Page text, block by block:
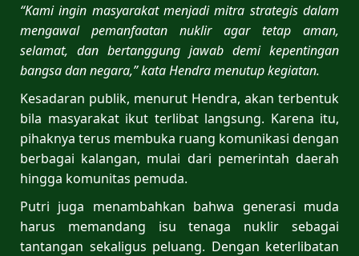
“Kami ingin masyarakat menjadi mitra strategis dalam
mengawal pemanfaatan nuklir agar tetap aman,
selamat, dan bertanggung jawab demi kepentingan
bangsa dan negara,” kata Hendra menutup kegiatan.
Kesadaran publik, menurut Hendra, akan terbentuk
bila masyarakat ikut terlibat langsung. Karena itu,
pihaknya terus membuka ruang komunikasi dengan
berbagai kalangan, mulai dari pemerintah daerah
hingga komunitas pemuda.
Putri juga menambahkan bahwa generasi muda
harus memandang isu tenaga nuklir sebagai
tantangan sekaligus peluang. Dengan keterlibatan